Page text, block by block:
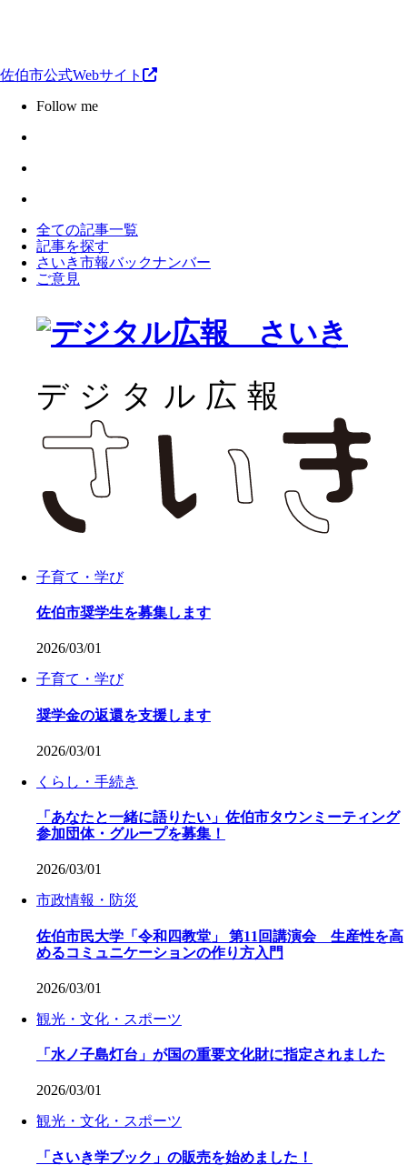
佐伯市公式Webサイト
Follow me
全ての記事一覧
記事を探す
さいき市報バックナンバー
ご意見
子育て・学び
佐伯市奨学生を募集します
2026/03/01
子育て・学び
奨学金の返還を支援します
2026/03/01
くらし・手続き
「あなたと一緒に語りたい」佐伯市タウンミーティング
参加団体・グループを募集！
2026/03/01
市政情報・防災
佐伯市民大学「令和四教堂」 第11回講演会 生産性を高
めるコミュニケーションの作り方入門
2026/03/01
観光・文化・スポーツ
「水ノ子島灯台」が国の重要文化財に指定されました
2026/03/01
観光・文化・スポーツ
「さいき学ブック」の販売を始めました！